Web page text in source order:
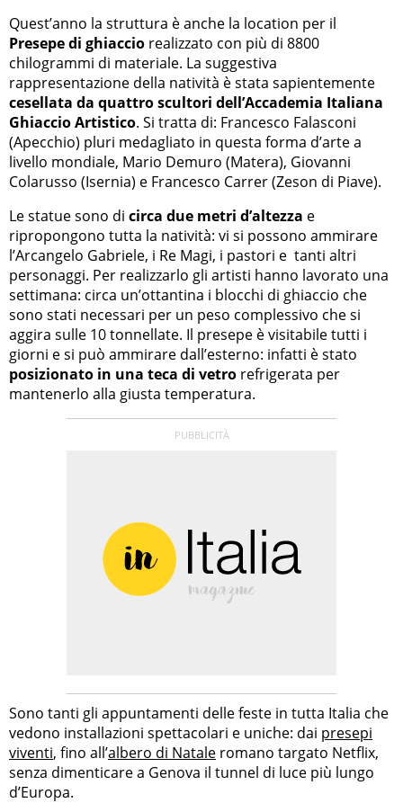
Quest’anno la struttura è anche la location per il
Presepe di ghiaccio realizzato con più di 8800
chilogrammi di materiale. La suggestiva
rappresentazione della natività è stata sapientemente
cesellata da quattro scultori dell’Accademia Italiana
Ghiaccio Artistico. Si tratta di: Francesco Falasconi
(Apecchio) pluri medagliato in questa forma d’arte a
livello mondiale, Mario Demuro (Matera), Giovanni
Colarusso (Isernia) e Francesco Carrer (Zeson di Piave).
Le statue sono di circa due metri d’altezza e
ripropongono tutta la natività: vi si possono ammirare
l’Arcangelo Gabriele, i Re Magi, i pastori e tanti altri
personaggi. Per realizzarlo gli artisti hanno lavorato una
settimana: circa un’ottantina i blocchi di ghiaccio che
sono stati necessari per un peso complessivo che si
aggira sulle 10 tonnellate. Il presepe è visitabile tutti i
giorni e si può ammirare dall’esterno: infatti è stato
posizionato in una teca di vetro refrigerata per
mantenerlo alla giusta temperatura.
Sono tanti gli appuntamenti delle feste in tutta Italia che
vedono installazioni spettacolari e uniche: dai presepi
viventi, fino all’albero di Natale romano targato Netflix,
senza dimenticare a Genova il tunnel di luce più lungo
d’Europa.